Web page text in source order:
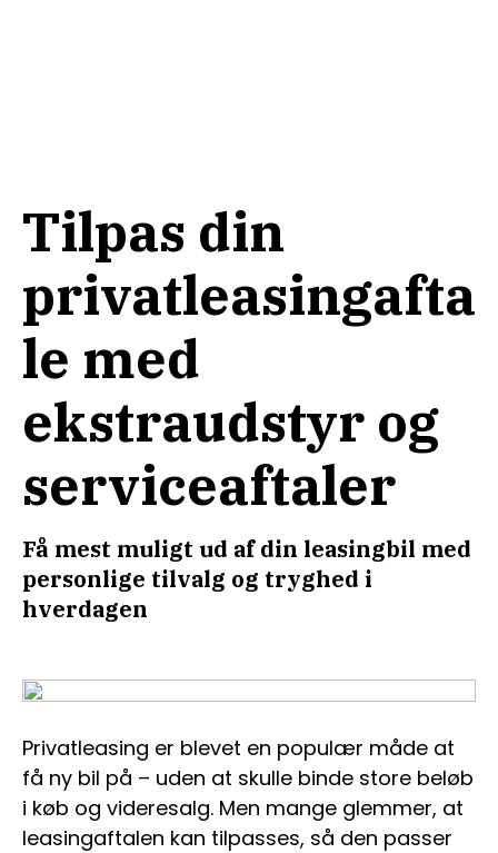
Tilpas din
privatleasingafta
le med
ekstraudstyr og
serviceaftaler
Få mest muligt ud af din leasingbil med
personlige tilvalg og tryghed i
hverdagen
Privatleasing er blevet en populær måde at
få ny bil på – uden at skulle binde store beløb
i køb og videresalg. Men mange glemmer, at
leasingaftalen kan tilpasses, så den passer